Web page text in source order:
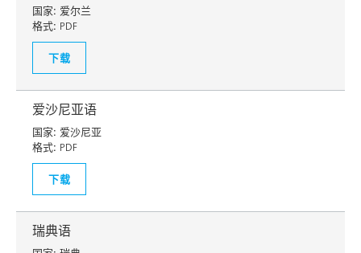
国家: 爱尔兰
格式: PDF
下载
爱沙尼亚语
国家: 爱沙尼亚
格式: PDF
下载
瑞典语